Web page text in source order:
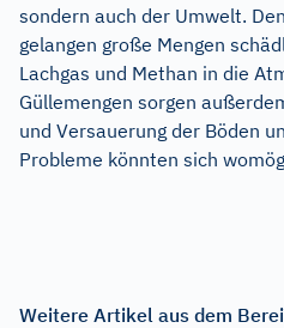
sondern auch der Umwelt.
gelangen große Mengen
Lachgas und Methan in die
Güllemengen sorgen
und Versauerung der Böden
Probleme könnten sich
Weitere Artikel aus dem